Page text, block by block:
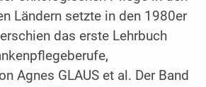
Ländern setzte in den 1980er
das erste Lehrbuch
Agnes GLAUS et al. Der Band